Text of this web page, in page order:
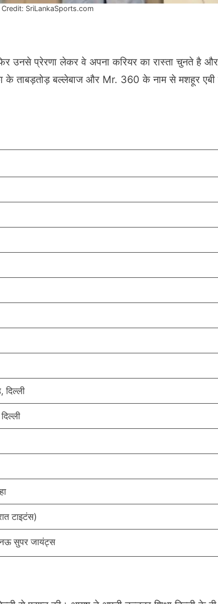
Credit: SriLankaSports.com
उनसे प्रेरणा लेकर वे अपना करियर का रास्ता चुनते है
ताबड़तोड़ बल्लेबाज और Mr. 360 के नाम से मशहूर एबी
दिल्ली
टाइटंस)
सुपर जायंट्स